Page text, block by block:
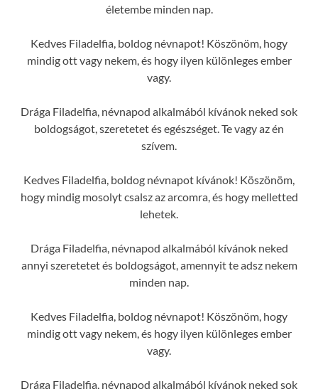
életembe minden nap.
Kedves Filadelfia, boldog névnapot! Köszönöm, hogy
mindig ott vagy nekem, és hogy ilyen különleges ember
vagy.
Drága Filadelfia, névnapod alkalmából kívánok neked sok
boldogságot, szeretetet és egészséget. Te vagy az én
szívem.
Kedves Filadelfia, boldog névnapot kívánok! Köszönöm,
hogy mindig mosolyt csalsz az arcomra, és hogy melletted
lehetek.
Drága Filadelfia, névnapod alkalmából kívánok neked
annyi szeretetet és boldogságot, amennyit te adsz nekem
minden nap.
Kedves Filadelfia, boldog névnapot! Köszönöm, hogy
mindig ott vagy nekem, és hogy ilyen különleges ember
vagy.
Drága Filadelfia, névnapod alkalmából kívánok neked sok